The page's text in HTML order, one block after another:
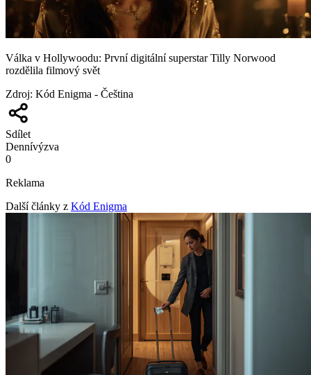
Válka v Hollywoodu: První digitální superstar Tilly Norwood
rozdělila filmový svět
Zdroj: Kód Enigma - Čeština
Sdílet
Dennívýzva
0
Reklama
Další články z Kód Enigma